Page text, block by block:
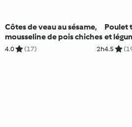
Côtes de veau au sésame,
mousseline de pois chiches
4.0 (17) 2h
Poulet
et
4.5